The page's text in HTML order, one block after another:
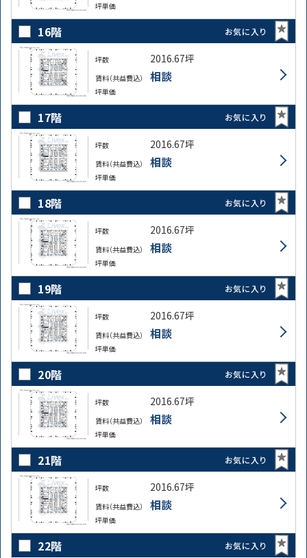
坪単価
16階 お気に入り
坪数 2016.67坪
賃料（共益費込） 相談
坪単価
17階 お気に入り
坪数 2016.67坪
賃料（共益費込） 相談
坪単価
18階 お気に入り
坪数 2016.67坪
賃料（共益費込） 相談
坪単価
19階 お気に入り
坪数 2016.67坪
賃料（共益費込） 相談
坪単価
20階 お気に入り
坪数 2016.67坪
賃料（共益費込） 相談
坪単価
21階 お気に入り
坪数 2016.67坪
賃料（共益費込） 相談
坪単価
22階 お気に入り